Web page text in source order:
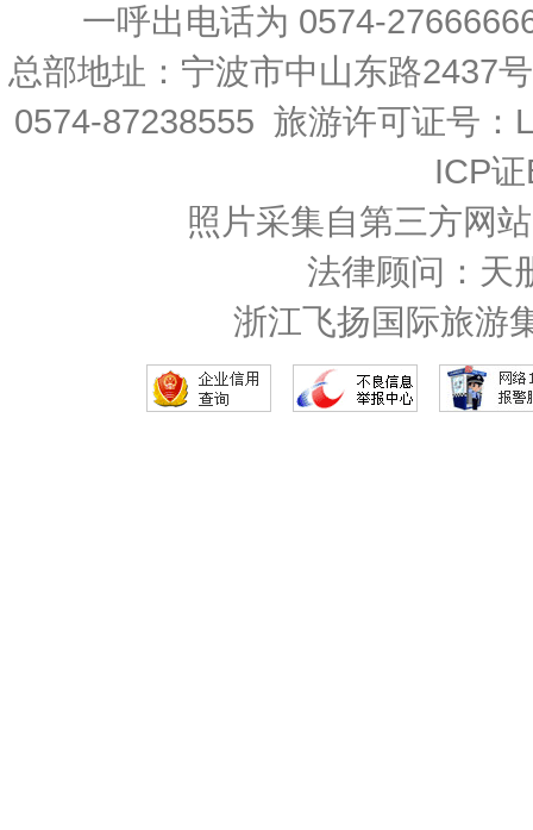
一呼出电话为 0574-
总部地址：宁波市中山东路2437
0574-87238555 旅游许可证号
ICP
照片采集自第三方网
法律顾问：天
浙江飞扬国际旅游